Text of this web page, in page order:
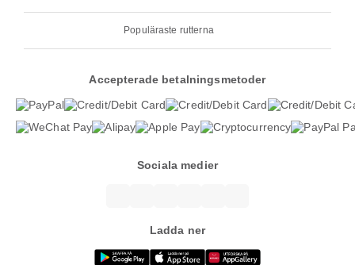
Populäraste rutterna
Accepterade betalningsmetoder
Sociala medier
Ladda ner